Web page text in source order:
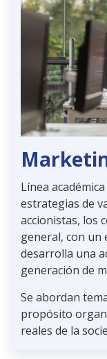
Línea
estrategias de
accionistas, los
general, con un
desarrolla una
generación de
Se abordan
propósito
reales de la